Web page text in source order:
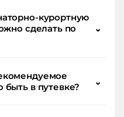
курортную
сделать по
⌄
в путевке?
⌄